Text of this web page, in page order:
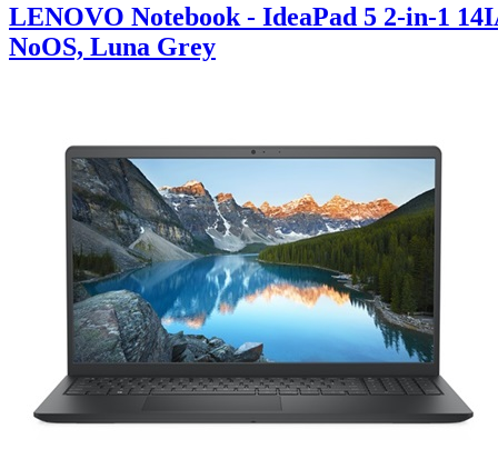
LENOVO Notebook - IdeaPad 5 2-in-1
NoOS, Luna Grey